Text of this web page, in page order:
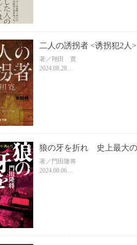
二人の誘拐者 <诱拐犯2人>
著／翔田 寛
2024.08.28
狼の牙を折れ 史上最大の爆破テロに挑
发起挑战!>
著／門田隆将
2024.08.06